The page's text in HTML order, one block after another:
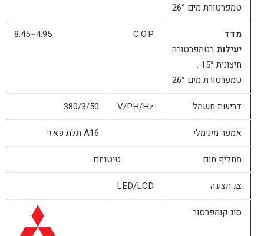
טמפרטורת מים 26°
מדד
יעילותבטמפרטורה
חיצונית 15° ,
טמפרטורת מים 26°
C.O.P
8.45~4.95
דרישת חשמל V/PH/Hz
380/3/50
אמפר מינימלי A16 תלת פאזי
מחליף חום טיטניום
צג תצוגה LED/LCD
סוג קומפרסור